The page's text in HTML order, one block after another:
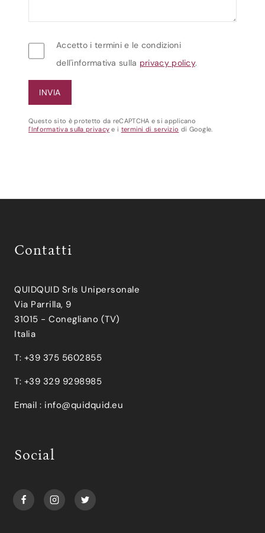
Accetto i termini e le condizioni
dell'informativa sulla privacy policy.
Questo sito è protetto da reCAPTCHA e si applicano
l'Informativa sulla privacy e i termini di servizio di Google.
Contatti
QUIDQUID Srls Unipersonale
Via Parrilla, 9
31015 - Conegliano (TV)
Italia
T: +39 375 5602855
T: +39 329 9298985
Email : info@quidquid.eu
Social